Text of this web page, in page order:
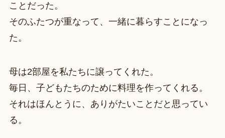
ことだった。
そのふたつが重なって、一緒に暮らすことになっ
た。
母は2部屋を私たちに譲ってくれた。
毎日、子どもたちのために料理を作ってくれる。
それはほんとうに、ありがたいことだと思ってい
る。